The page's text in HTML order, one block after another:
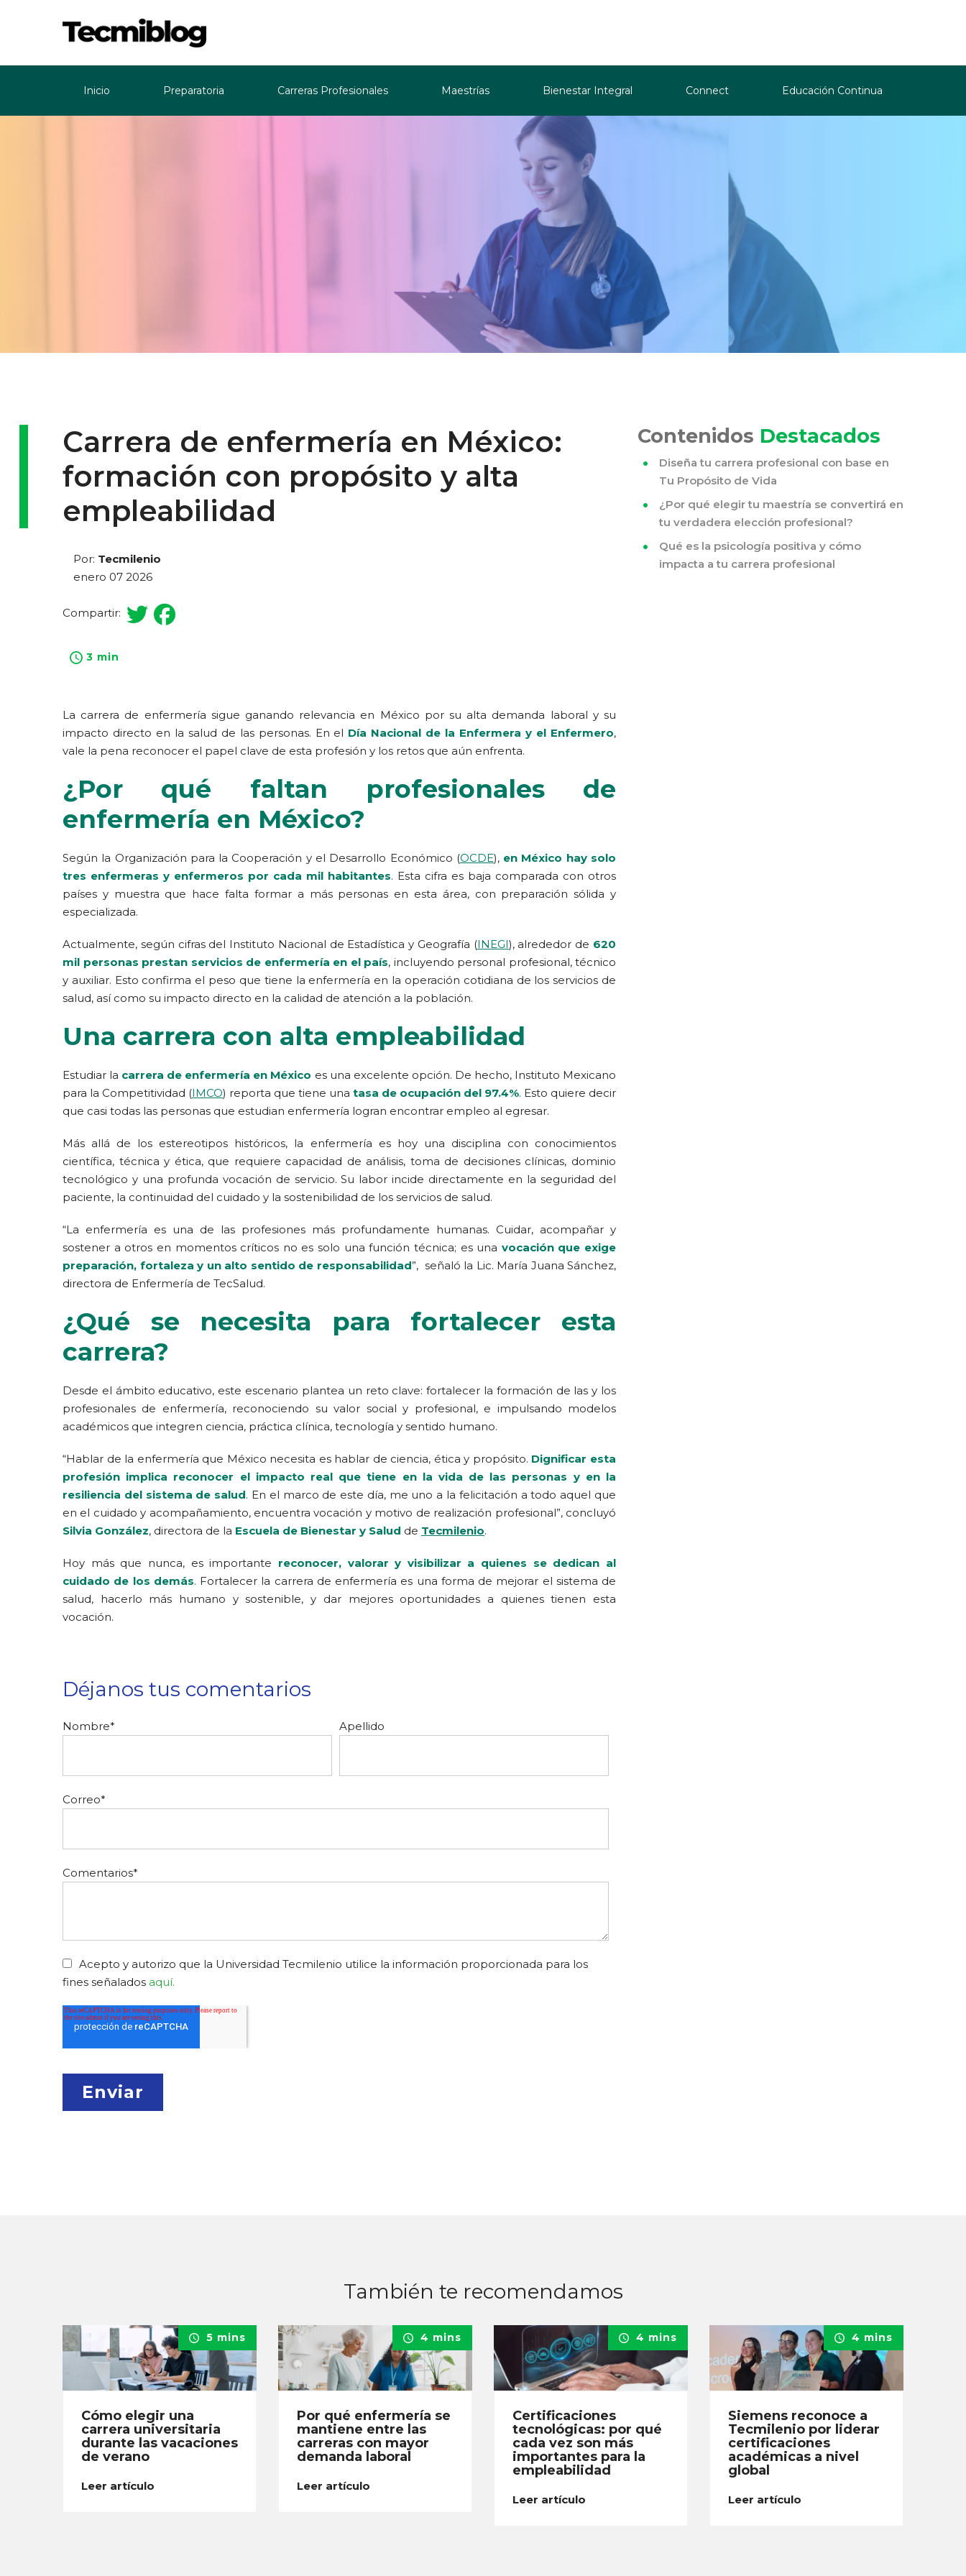
Inicio Preparatoria Carreras Profesionales Maestrías Bienestar Integral Connect Educación Continua
Carrera de enfermería en México:
formación con propósito y alta
empleabilidad
Por: Tecmilenio
enero 07 2026
Compartir:
3 min
La carrera de enfermería sigue ganando relevancia en México por su alta demanda laboral y su
impacto directo en la salud de las personas. En el Día Nacional de la Enfermera y el Enfermero,
vale la pena reconocer el papel clave de esta profesión y los retos que aún enfrenta.
¿Por qué faltan profesionales de
enfermería en México?
Según la Organización para la Cooperación y el Desarrollo Económico (OCDE), en México hay solo
tres enfermeras y enfermeros por cada mil habitantes. Esta cifra es baja comparada con otros
países y muestra que hace falta formar a más personas en esta área, con preparación sólida y
especializada.
Actualmente, según cifras del Instituto Nacional de Estadística y Geografía (INEGI), alrededor de 620
mil personas prestan servicios de enfermería en el país, incluyendo personal profesional, técnico
y auxiliar. Esto confirma el peso que tiene la enfermería en la operación cotidiana de los servicios de
salud, así como su impacto directo en la calidad de atención a la población.
Una carrera con alta empleabilidad
Estudiar la carrera de enfermería en México es una excelente opción. De hecho, Instituto Mexicano
para la Competitividad (IMCO) reporta que tiene una tasa de ocupación del 97.4%. Esto quiere decir
que casi todas las personas que estudian enfermería logran encontrar empleo al egresar.
Más allá de los estereotipos históricos, la enfermería es hoy una disciplina con conocimientos
científica, técnica y ética, que requiere capacidad de análisis, toma de decisiones clínicas, dominio
tecnológico y una profunda vocación de servicio. Su labor incide directamente en la seguridad del
paciente, la continuidad del cuidado y la sostenibilidad de los servicios de salud.
“La enfermería es una de las profesiones más profundamente humanas. Cuidar, acompañar y
sostener a otros en momentos críticos no es solo una función técnica; es una vocación que exige
preparación, fortaleza y un alto sentido de responsabilidad”, señaló la Lic. María Juana Sánchez,
directora de Enfermería de TecSalud.
¿Qué se necesita para fortalecer esta
carrera?
Desde el ámbito educativo, este escenario plantea un reto clave: fortalecer la formación de las y los
profesionales de enfermería, reconociendo su valor social y profesional, e impulsando modelos
académicos que integren ciencia, práctica clínica, tecnología y sentido humano.
“Hablar de la enfermería que México necesita es hablar de ciencia, ética y propósito. Dignificar esta
profesión implica reconocer el impacto real que tiene en la vida de las personas y en la
resiliencia del sistema de salud. En el marco de este día, me uno a la felicitación a todo aquel que
en el cuidado y acompañamiento, encuentra vocación y motivo de realización profesional”, concluyó
Silvia González, directora de la Escuela de Bienestar y Salud de Tecmilenio.
Hoy más que nunca, es importante reconocer, valorar y visibilizar a quienes se dedican al
cuidado de los demás. Fortalecer la carrera de enfermería es una forma de mejorar el sistema de
salud, hacerlo más humano y sostenible, y dar mejores oportunidades a quienes tienen esta
vocación.
Déjanos tus comentarios
Nombre* Apellido
Correo*
Comentarios*
Acepto y autorizo que la Universidad Tecmilenio utilice la información proporcionada para los
fines señalados aquí.
Contenidos Destacados
Diseña tu carrera profesional con base en
Tu Propósito de Vida
¿Por qué elegir tu maestría se convertirá en
tu verdadera elección profesional?
Qué es la psicología positiva y cómo
impacta a tu carrera profesional
También te recomendamos
5 mins
Cómo elegir una
carrera universitaria
durante las vacaciones
de verano
Leer artículo
4 mins
Por qué enfermería se
mantiene entre las
carreras con mayor
demanda laboral
Leer artículo
4 mins
Certificaciones
tecnológicas: por qué
cada vez son más
importantes para la
empleabilidad
Leer artículo
4 mins
Siemens reconoce a
Tecmilenio por liderar
certificaciones
académicas a nivel
global
Leer artículo